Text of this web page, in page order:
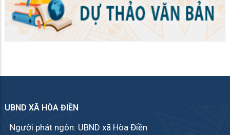
UBND XÃ HÒA ĐIỀN
Người phát ngôn: UBND xã Hòa Điền